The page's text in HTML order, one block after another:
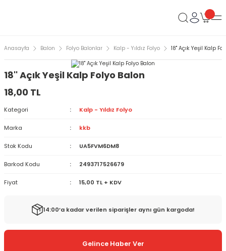
Anasayfa Balon Folyo Balonlar Kalp - Yıldız Folyo 18'' Açık Yeşil Kalp
18'' Açık Yeşil Kalp Folyo Balon
18,00 TL
Kategori Kalp - Yıldız Folyo
Marka kkb
Stok Kodu UA5FVM6DM8
Barkod Kodu 2493717526679
Fiyat 15,00 TL + KDV
14:00’a kadar verilen siparişler aynı gün kargoda!
Gelince Haber Ver